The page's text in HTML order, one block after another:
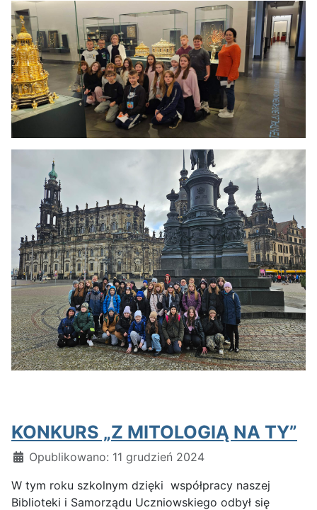
KONKURS „Z MITOLOGIĄ NA TY”
Szczegóły
Opublikowano: 11 grudzień 2024
W tym roku szkolnym dzięki współpracy naszej
Biblioteki i Samorządu Uczniowskiego odbył się